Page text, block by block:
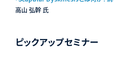
高山 弘幹 氏
ピックアップセミナー